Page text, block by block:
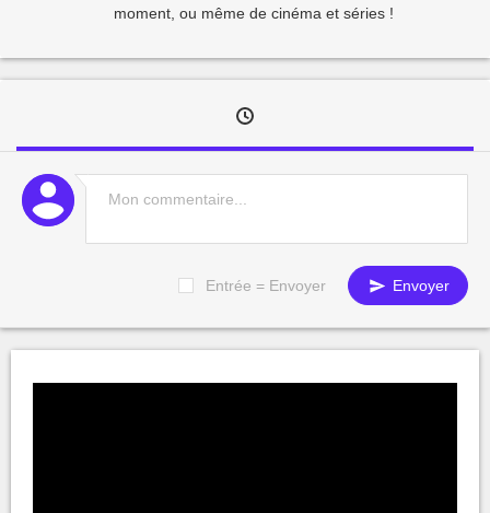
moment, ou même de cinéma et séries !
Entrée = Envoyer Envoyer